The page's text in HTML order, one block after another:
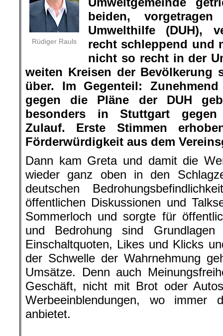
Rüdiger Rauls
beiden,
Umwelthilfe (DUH),
recht schleppend und
nicht so recht in der
weiten Kreisen der Bevölkerung
über. Im Gegenteil:
gegen die Pläne der DUH
besonders in Stuttgart gegen
Zulauf. Erste Stimmen
Förderwürdigkeit aus dem
Dann kam Greta und damit die
wieder ganz oben in den
deutschen
öffentlichen Diskussionen und
Sommerloch und sorgte für
und Bedrohung sind
Einschaltquoten, Likes und Klicks
der Schwelle der Wahrnehmung
Umsätze. Denn auch
Geschäft, nicht mit Brot oder
Werbeeinblendungen, wo
anbietet.